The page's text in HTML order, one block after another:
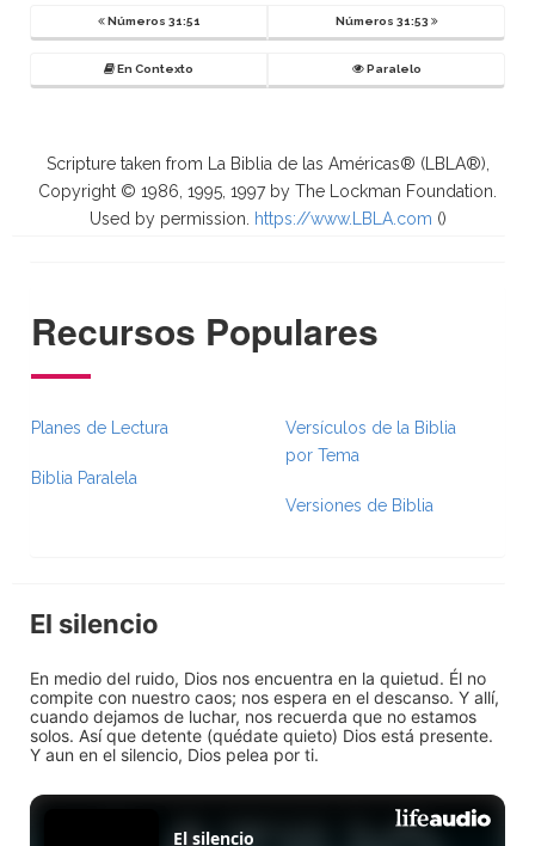
Números 31:51 Números 31:53
En Contexto Paralelo
Scripture taken from La Biblia de las Américas® (LBLA®),
Copyright © 1986, 1995, 1997 by The Lockman Foundation.
Used by permission.
https://www.LBLA.com ()
Recursos Populares
Planes de Lectura
Biblia Paralela
Versículos de la Biblia
por Tema
Versiones de Biblia
El silencio
En medio del ruido, Dios nos encuentra en la quietud. Él no
compite con nuestro caos; nos espera en el descanso. Y allí,
cuando dejamos de luchar, nos recuerda que no estamos
solos. Así que detente (quédate quieto) Dios está presente.
Y aun en el silencio, Dios pelea por ti.